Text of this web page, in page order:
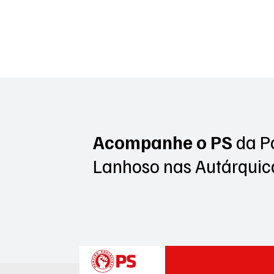
Acompanhe o PS da
Lanhoso nas